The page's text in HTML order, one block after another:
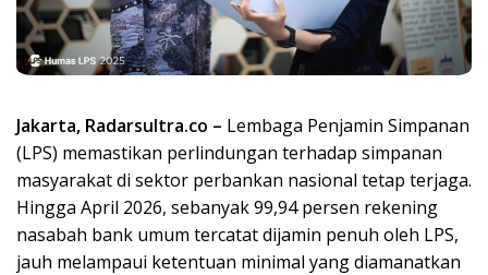
Jakarta, Radarsultra.co – Lembaga Penjamin Simpanan
(LPS) memastikan perlindungan terhadap simpanan
masyarakat di sektor perbankan nasional tetap terjaga.
Hingga April 2026, sebanyak 99,94 persen rekening
nasabah bank umum tercatat dijamin penuh oleh LPS,
jauh melampaui ketentuan minimal yang diamanatkan